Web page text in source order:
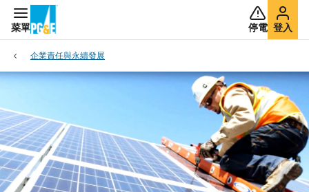
菜單 停電 登入
企業責任與永續發展